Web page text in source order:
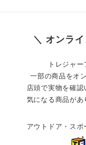
＼ オンラ
トレジャ
一部の商品をオ
店頭で実物を確認
気になる商品があ
アウトドア・ス